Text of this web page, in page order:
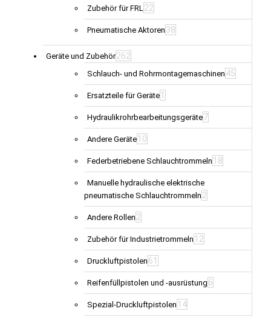
Zubehör für FRL 22
Pneumatische Aktoren 38
Geräte und Zubehör262
Schlauch- und Rohrmontagemaschinen 45
Ersatzteile für Geräte 1
Hydraulikrohrbearbeitungsgeräte7
Andere Geräte 10
Federbetriebene Schlauchtrommeln 18
Manuelle hydraulische elektrische
pneumatische Schlauchtrommeln 2
Andere Rollen 2
Zubehör für Industrietrommeln 12
Druckluftpistolen 61
Reifenfüllpistolen und -ausrüstung 6
Spezial-Druckluftpistolen 14